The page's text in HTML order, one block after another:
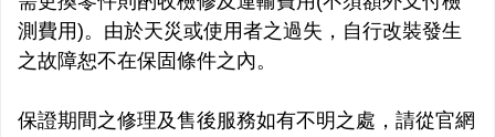
測費用)。由於天災或使用者之過失，自行改裝發生
之故障恕不在保固條件之內。
保證期間之修理及售後服務如有不明之處，請從官網